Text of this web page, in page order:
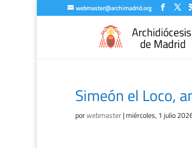
webmaster@archimadrid.org
Simeón el Loco,
porwebmaster|miércoles, 1 julio